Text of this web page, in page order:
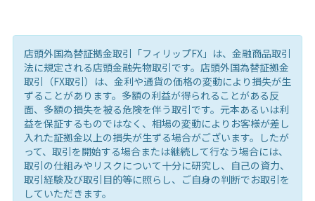
店頭外国為替証拠金取引「フィリップFX」は、金融商品取引
法に規定される店頭金融先物取引です。店頭外国為替証拠金
取引（FX取引）は、金利や通貨の価格の変動により損失が生
ずることがあります。多額の利益が得られることがある反
面、多額の損失を被る危険を伴う取引です。元本あるいは利
益を保証するものではなく、相場の変動によりお客様が差し
入れた証拠金以上の損失が生ずる場合がございます。したが
って、取引を開始する場合または継続して行なう場合には、
取引の仕組みやリスクについて十分に研究し、自己の資力、
取引経験及び取引目的等に照らし、ご自身の判断でお取引を
していただきます。